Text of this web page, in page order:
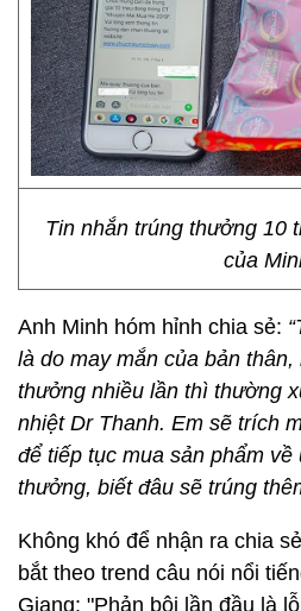
Tin nhắn trúng thưởng 10
của
Anh Minh hóm hỉnh chia sẻ:
là do may mắn của bản
thưởng nhiều lần thì thường
nhiệt Dr Thanh. Em sẽ trích
để tiếp tục mua sản phẩm về
thưởng, biết đâu sẽ trúng
Không khó để nhận ra chia
bắt theo trend câu nói nổi
Giang: "Phản bội lần đầu là